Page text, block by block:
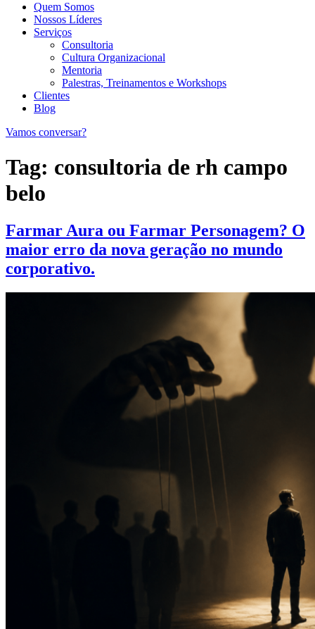
Quem Somos
Nossos Líderes
Serviços
Consultoria
Cultura Organizacional
Mentoria
Palestras, Treinamentos e Workshops
Clientes
Blog
Vamos conversar?
Tag: consultoria de rh campo
belo
Farmar Aura ou Farmar Personagem? O
maior erro da nova geração no mundo
corporativo.